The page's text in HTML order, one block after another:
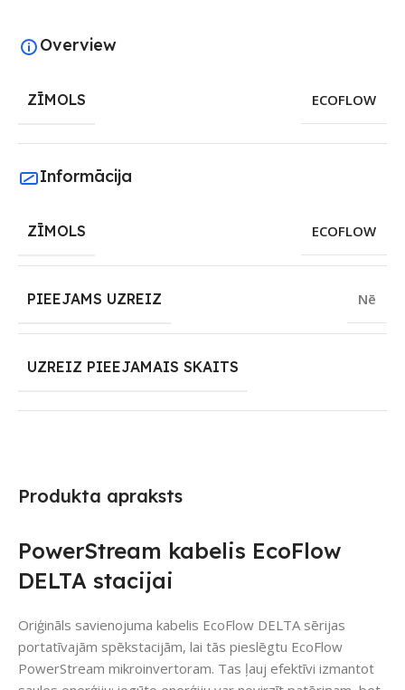
Produkta apraksts
PowerStream kabelis EcoFlow
DELTA stacijai
Oriģināls savienojuma kabelis EcoFlow DELTA sērijas
portatīvajām spēkstacijām, lai tās pieslēgtu EcoFlow
PowerStream mikroinvertoram. Tas ļauj efektīvi izmantot
Overview
ZĪMOLS ECOFLOW
Informācija
ZĪMOLS ECOFLOW
PIEEJAMS UZREIZ Nē
UZREIZ PIEEJAMAIS SKAITS